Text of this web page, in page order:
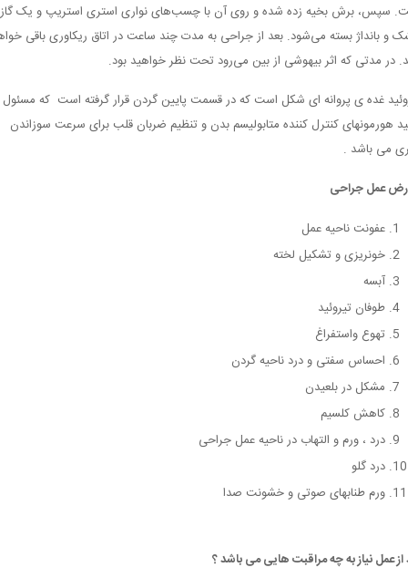
سپس، برش بخیه زده شده و روی آن با چسب‌های نواری استری استریپ و یک گاز
و بانداژ بسته می‌شود. بعد از جراحی به مدت چند ساعت در اتاق ریکاوری باقی
در مدتی که اثر بیهوشی از بین می‌رود تحت نظر خواهید بود.
غده ی پروانه ای شکل است که در قسمت پایین گردن قرار گرفته است که مسئول
هورمونهای کنترل کننده متابولیسم بدن و تنظیم ضربان قلب برای سرعت سوزاندن
می باشد .
عمل جراحی
عفونت ناحیه عمل
خونریزی و تشکیل لخته
آبسه
طوفان تیروئید
تهوع واستفراغ
احساس سفتی و درد ناحیه گردن
مشکل در بلعیدن
کاهش کلسیم
درد ، ورم و التهاب در ناحیه عمل جراحی
درد گلو
ورم طنابهای صوتی و خشونت صدا
از عمل نیاز به چه مراقبت هایی می باشد ؟